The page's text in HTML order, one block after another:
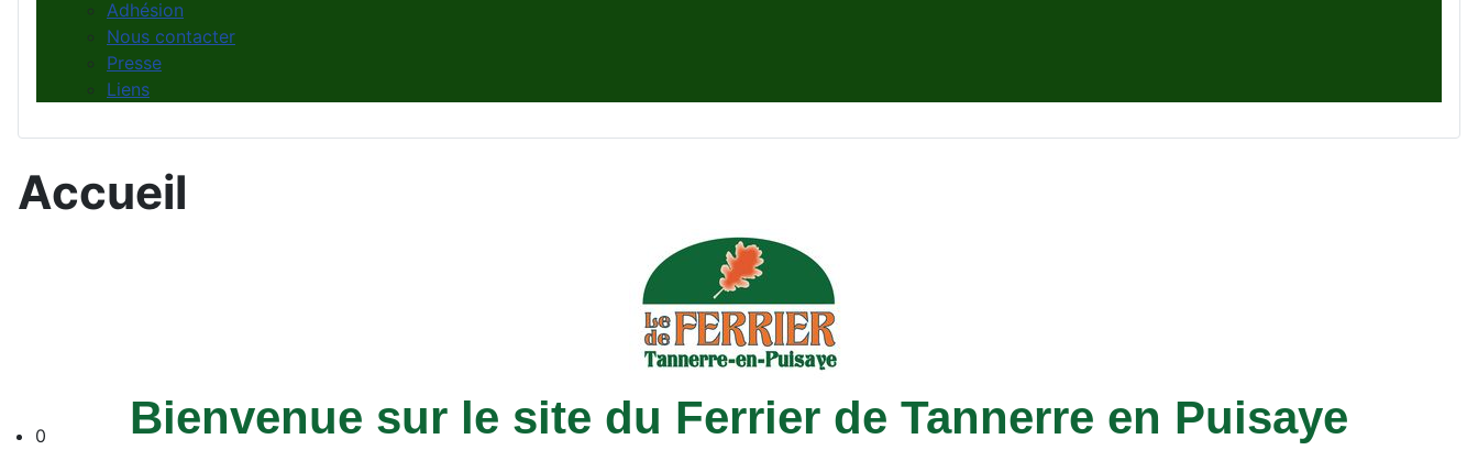
0
Adhésion
Nous contacter
Presse
Liens
Accueil
Bienvenue sur le site du Ferrier de Tannerre en Puisaye